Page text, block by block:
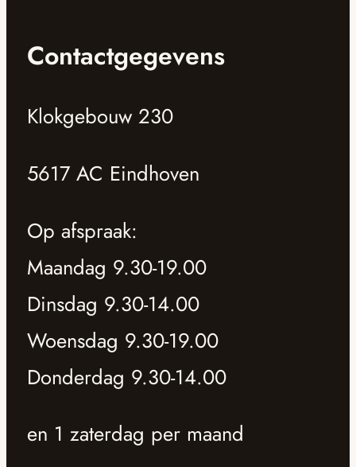
Contactgegevens
Klokgebouw 230
5617 AC Eindhoven
Op afspraak:
Maandag 9.30-19.00
Dinsdag 9.30-14.00
Woensdag 9.30-19.00
Donderdag 9.30-14.00
en 1 zaterdag per maand